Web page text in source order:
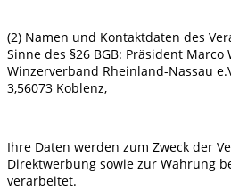
(2) Namen und Kontaktdaten des
Sinne des §26 BGB: Präsident
Winzerverband Rheinland-Nassau
3,56073 Koblenz,
Ihre Daten werden zum Zweck der
Direktwerbung sowie zur Wahrung
verarbeitet.